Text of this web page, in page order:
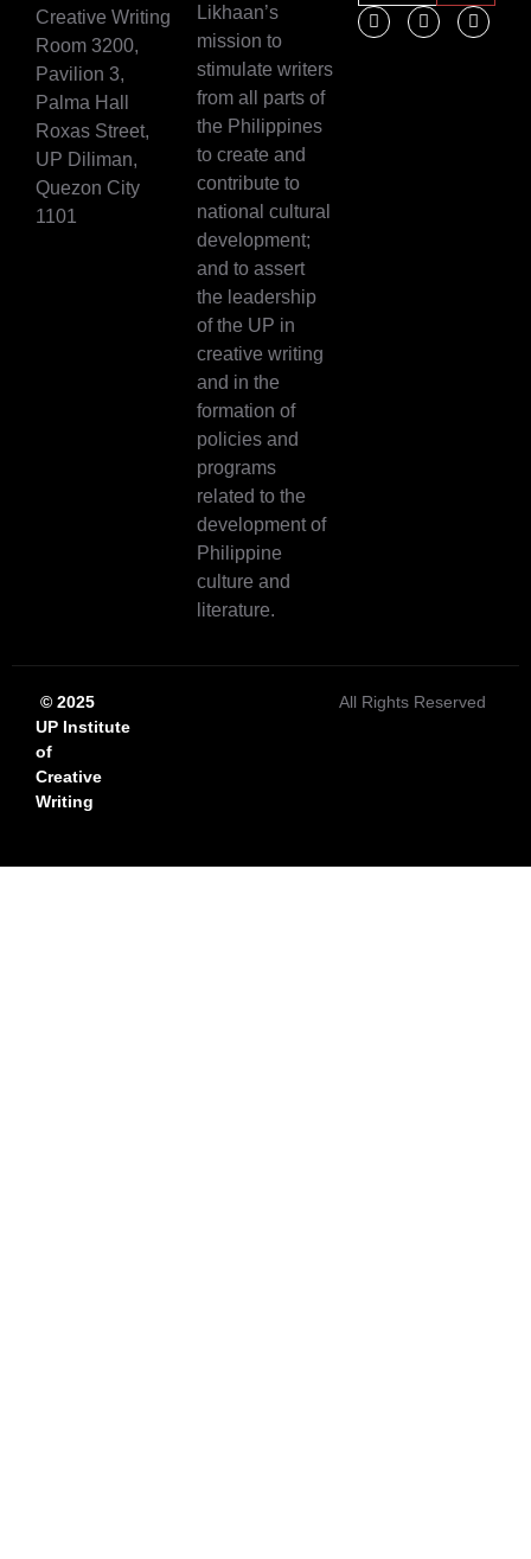
Creative Writing
Room 3200,
Pavilion 3,
Palma Hall
Roxas Street,
UP Diliman,
Quezon City
1101
Likhaan’s
mission to
stimulate writers
from all parts of
the Philippines
to create and
contribute to
national cultural
development;
and to assert
the leadership
of the UP in
creative writing
and in the
formation of
policies and
programs
related to the
development of
Philippine
culture and
literature.
© 2025
UP Institute
of
Creative
Writing
All Rights Reserved